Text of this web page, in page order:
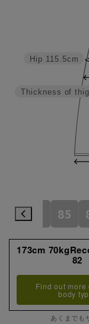
Thickness of
Hip 115.5cm
82 85
173cm
82
Find out more
body
あくまでも